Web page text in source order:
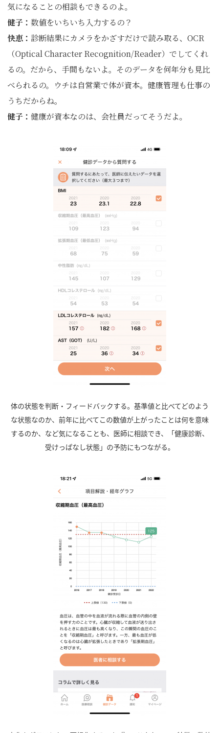
気になることの相談もできるのよ。
健子： 数値をいちいち入力するの？
快恵： 診断結果にカメラをかざすだけで読み取る、OCR
（Optical Character Recognition/Reader）でしてくれ
るの。だから、手間もないよ。そのデータを何年分も見比
べられるの。ウチは自営業で体が資本。健康管理も仕事の
うちだからね。
健子： 健康が資本なのは、会社員だってそうだよ。
体の状態を判断・フィードバックする。基準値と比べてどのよう
な状態なのか、前年に比べてこの数値が上がったことは何を意味
するのか、など気になることも、医師に相談でき、「健康診断、
受けっぱなし状態」の予防にもつながる。